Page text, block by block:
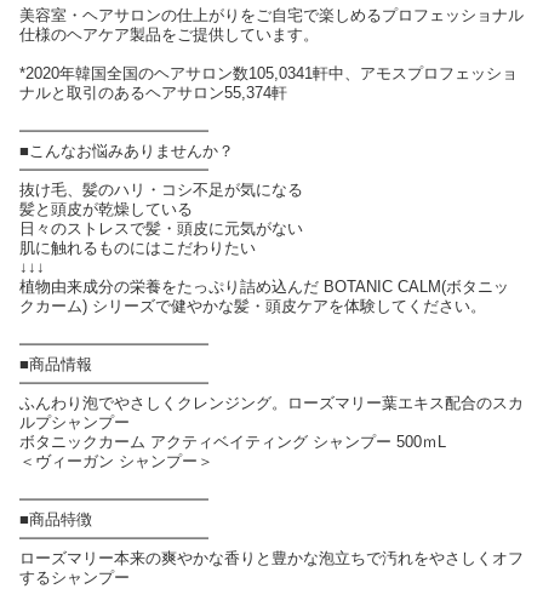
美容室・ヘアサロンの仕上がりをご自宅で楽しめるプロフェッショナル
仕様のヘアケア製品をご提供しています。
*2020年韓国全国のヘアサロン数105,0341軒中、アモスプロフェッショ
ナルと取引のあるヘアサロン55,374軒
━━━━━━━━━━━━
■こんなお悩みありませんか？
━━━━━━━━━━━━
抜け毛、髪のハリ・コシ不足が気になる
髪と頭皮が乾燥している
日々のストレスで髪・頭皮に元気がない
肌に触れるものにはこだわりたい
↓↓↓
植物由来成分の栄養をたっぷり詰め込んだ BOTANIC CALM(ボタニッ
クカーム) シリーズで健やかな髪・頭皮ケアを体験してください。
━━━━━━━━━━━━
■商品情報
━━━━━━━━━━━━
ふんわり泡でやさしくクレンジング。ローズマリー葉エキス配合のスカ
ルプシャンプー
ボタニックカーム アクティベイティング シャンプー 500ｍL
＜ヴィーガン シャンプー＞
━━━━━━━━━━━━
■商品特徴
━━━━━━━━━━━━
ローズマリー本来の爽やかな香りと豊かな泡立ちで汚れをやさしくオフ
するシャンプー